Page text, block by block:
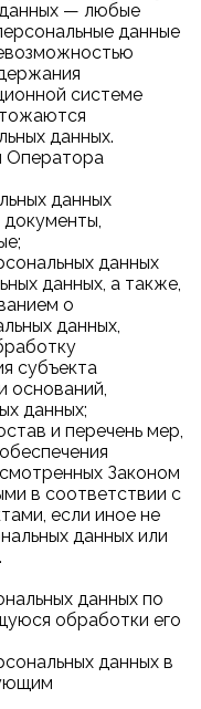
данных — любые
данные
системе
данных.
Оператора
данных
данных
данных, а также,
о
данных,
субъекта
оснований,
данных;
и перечень мер,
Законом
в соответствии с
если иное не
данных или
данных по
обработки его
данных в